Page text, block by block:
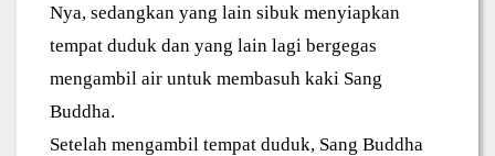
Nya, sedangkan yang lain sibuk menyiapkan
tempat duduk dan yang lain lagi bergegas
mengambil air untuk membasuh kaki Sang
Buddha.
Setelah mengambil tempat duduk, Sang Buddha